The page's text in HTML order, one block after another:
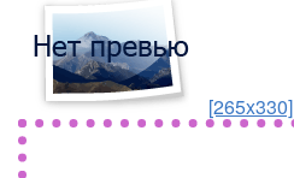
[265x330]